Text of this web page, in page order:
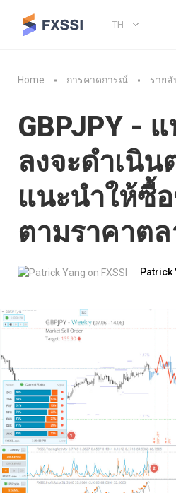
TH
Home การคาดการณ์ ราย
GBPJPY -
ลงจะดำเนิน
แนะนำให้ซื้
ตามราคาต
Patrick